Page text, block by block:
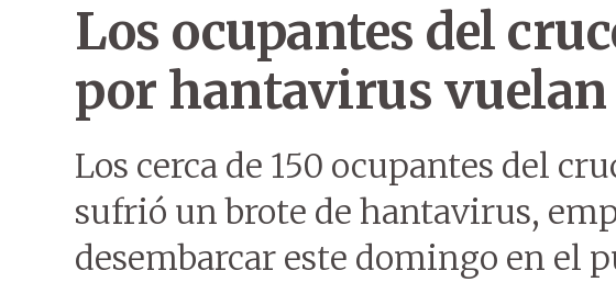
Los ocupantes del
por hantavirus vuelan
Los cerca de 150 ocupantes del
sufrió un brote de hantavirus,
desembarcar este domingo en el